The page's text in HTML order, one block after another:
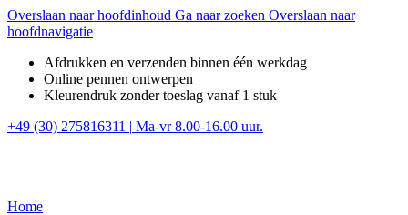
Overslaan naar hoofdinhoud Ga naar zoeken Overslaan naar
hoofdnavigatie
Afdrukken en verzenden binnen één werkdag
Online pennen ontwerpen
Kleurendruk zonder toeslag vanaf 1 stuk
+49 (30) 275816311 | Ma-vr 8.00-16.00 uur.
Home